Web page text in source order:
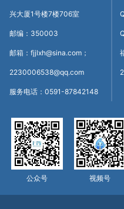
兴大厦1号楼7楼706室
邮编：350003
邮箱：fjjlxh@sina.com；
2230006538@qq.com
服务电话：0591-87842148
公众号 视频号